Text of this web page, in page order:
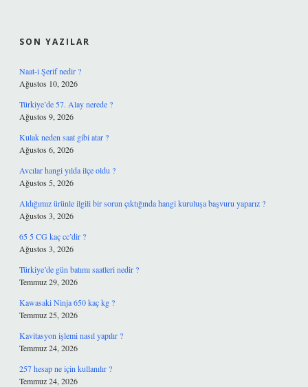
SON YAZILAR
Naat-i Şerif nedir ?
Ağustos 10, 2026
Türkiye’de 57. Alay nerede ?
Ağustos 9, 2026
Kulak neden saat gibi atar ?
Ağustos 6, 2026
Avcılar hangi yılda ilçe oldu ?
Ağustos 5, 2026
Aldığımız ürünle ilgili bir sorun çıktığında hangi kuruluşa başvuru yaparız ?
Ağustos 3, 2026
65 5 CG kaç cc’dir ?
Ağustos 3, 2026
Türkiye’de gün batımı saatleri nedir ?
Temmuz 29, 2026
Kawasaki Ninja 650 kaç kg ?
Temmuz 25, 2026
Kavitasyon işlemi nasıl yapılır ?
Temmuz 24, 2026
257 hesap ne için kullanılır ?
Temmuz 24, 2026